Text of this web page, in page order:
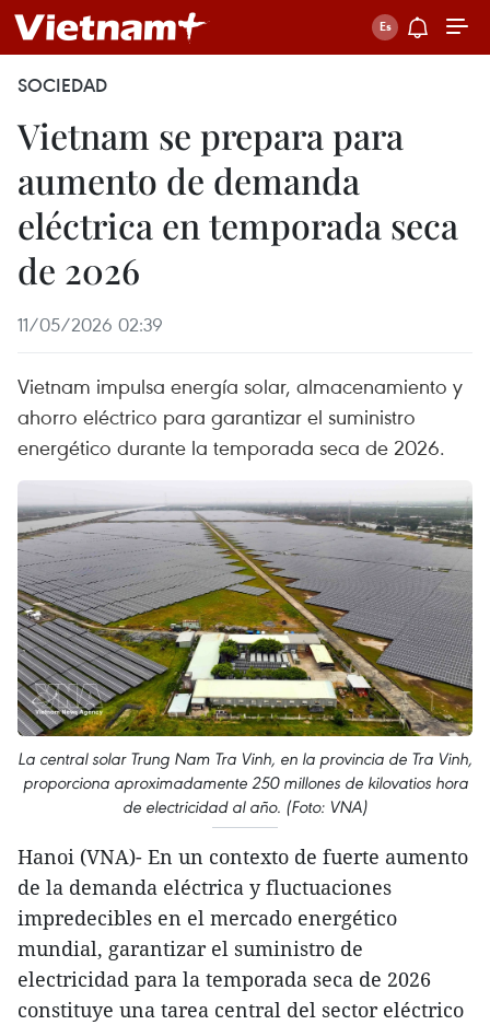
SOCIEDAD
Vietnam se prepara para
aumento de demanda
eléctrica en temporada seca
de 2026
11/05/2026 02:39
Vietnam impulsa energía solar, almacenamiento y
ahorro eléctrico para garantizar el suministro
energético durante la temporada seca de 2026.
La central solar Trung Nam Tra Vinh, en la provincia de Tra Vinh,
proporciona aproximadamente 250 millones de kilovatios hora
de electricidad al año. (Foto: VNA)
Hanoi (VNA)- En un contexto de fuerte aumento
de la demanda eléctrica y fluctuaciones
impredecibles en el mercado energético
mundial, garantizar el suministro de
electricidad para la temporada seca de 2026
constituye una tarea central del sector eléctrico